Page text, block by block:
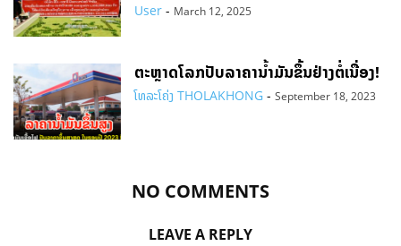
User - March 12, 2025
ຕະຫຼາດໂລກປັບລາຄານ້ຳມັນຂຶ້ນຢ່າງຕໍ່ເນື່ອງ!
ໂທລະໂຄ່ງ THOLAKHONG - September 18, 2023
NO COMMENTS
LEAVE A REPLY